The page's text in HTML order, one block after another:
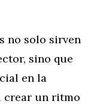
no solo sirven
sino que
en la
crear un ritmo